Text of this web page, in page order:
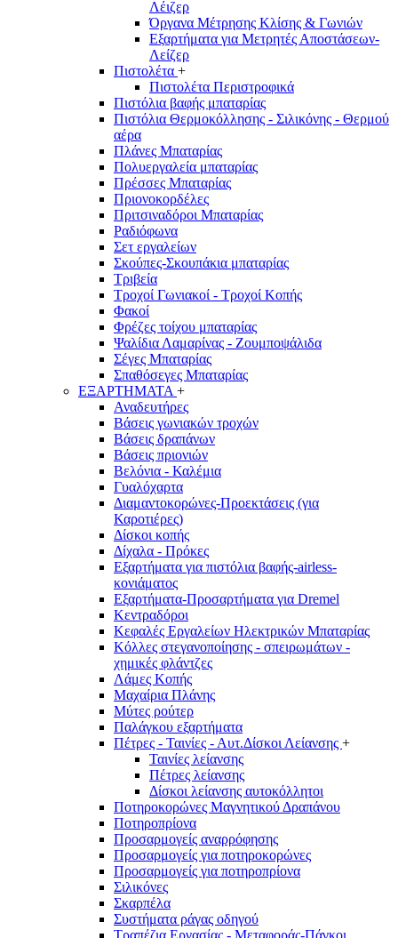
Λέιζερ
Όργανα Μέτρησης Κλίσης & Γωνιών
Εξαρτήματα για Μετρητές Αποστάσεων-
Λείζερ
Πιστολέτα +
Πιστολέτα Περιστροφικά
Πιστόλια βαφής μπαταρίας
Πιστόλια Θερμοκόλλησης - Σιλικόνης - Θερμού
αέρα
Πλάνες Μπαταρίας
Πολυεργαλεία μπαταρίας
Πρέσσες Μπαταρίας
Πριονοκορδέλες
Πριτσιναδόροι Μπαταρίας
Ραδιόφωνα
Σετ εργαλείων
Σκούπες-Σκουπάκια μπαταρίας
Τριβεία
Τροχοί Γωνιακοί - Τροχοί Κοπής
Φακοί
Φρέζες τοίχου μπαταρίας
Ψαλίδια Λαμαρίνας - Ζουμποψάλιδα
Σέγες Μπαταρίας
Σπαθόσεγες Μπαταρίας
ΕΞΑΡΤΗΜΑΤΑ +
Αναδευτήρες
Βάσεις γωνιακών τροχών
Βάσεις δραπάνων
Βάσεις πριονιών
Βελόνια - Καλέμια
Γυαλόχαρτα
Διαμαντοκορώνες-Προεκτάσεις (για
Καροτιέρες)
Δίσκοι κοπής
Δίχαλα - Πρόκες
Εξαρτήματα για πιστόλια βαφής-airless-
κονιάματος
Εξαρτήματα-Προσαρτήματα για Dremel
Κεντραδόροι
Κεφαλές Εργαλείων Ηλεκτρικών Μπαταρίας
Κόλλες στεγανοποίησης - σπειρωμάτων -
χημικές φλάντζες
Λάμες Κοπής
Μαχαίρια Πλάνης
Μύτες ρούτερ
Παλάγκου εξαρτήματα
Πέτρες - Ταινίες - Αυτ.Δίσκοι Λείανσης +
Ταινίες λείανσης
Πέτρες λείανσης
Δίσκοι λείανσης αυτοκόλλητοι
Ποτηροκορώνες Μαγνητικού Δραπάνου
Ποτηροπρίονα
Προσαρμογείς αναρρόφησης
Προσαρμογείς για ποτηροκορώνες
Προσαρμογείς για ποτηροπρίονα
Σιλικόνες
Σκαρπέλα
Συστήματα ράγας οδηγού
Τραπέζια Εργασίας - Μεταφοράς-Πάγκοι